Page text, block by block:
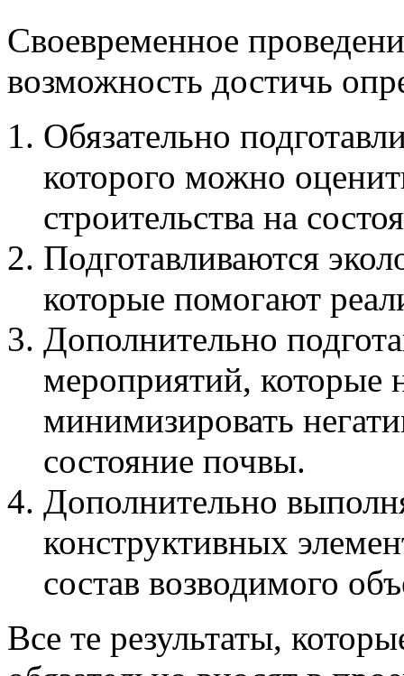
Своевременное
возможность достичь
Обязательно
которого можно
строительства на
Подготавливаются
которые помогают
Дополнительно
мероприятий, которые
минимизировать
состояние почвы.
Дополнительно
конструктивных
состав возводимого
Все те результаты,